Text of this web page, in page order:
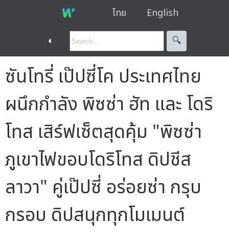
ไทย English
◐ 🔍︎
ซันโทรี่ เป๊ปซี่โค ประเทศไทย
ผนึกกำลัง พิซซ่า ฮัท และ โดริ
โทส เสิร์ฟเซ็ตสุดคุ้ม "พิซซ่า
ภูเขาไฟขอบโดริโทส ดิปชีส
ลาวา" คู่เป๊ปซี่ อร่อยซ่า กรุบ
กรอบ ดิปสนุกทุกโมเมนต์